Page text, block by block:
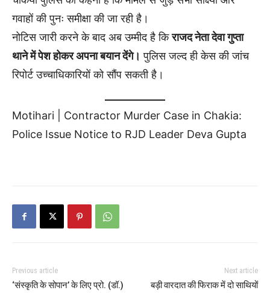
गवाहों की पुनः समीक्षा की जा रही है।
नोटिस जारी करने के बाद अब उम्मीद है किराजद नेता देवा गुप्ता
थाने में पेश होकर अपना बयान देंगे। पुलिस जल्द ही केस की जांच
रिपोर्ट उच्चाधिकारियों को सौंप सकती है।
Motihari | Contractor Murder Case in Chakia:
Police Issue Notice to RJD Leader Deva Gupta
Previous article
‘संस्कृति के सोपान’ के लिए प्रो. (डॉ.)
Next article
बड़ी वारदात की फिराक में दो साथियों